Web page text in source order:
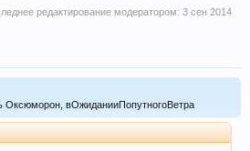
редактирование модератором: 3 сен 2014
Оксюморон, вОжиданииПопутногоВетра